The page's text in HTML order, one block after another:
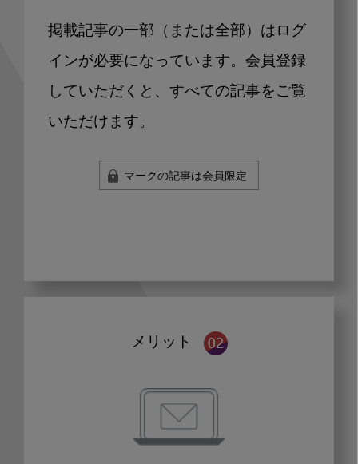
掲載記事の一部（または全部）はログ
インが必要になっています。会員登録
していただくと、すべての記事をご覧
いただけます。
マークの記事は会員限定
メリット